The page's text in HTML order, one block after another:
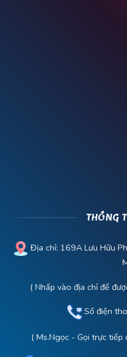
THÔNG
Địa chỉ: 169A Lưu Hữu
( Nhấp vào địa chỉ để
Số điện
( Ms.Ngọc - Gọi trực tiếp